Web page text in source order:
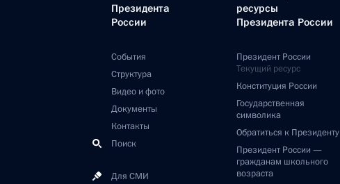
Президента
России
События
Структура
Видео и фото
Документы
Контакты
Поиск
Для СМИ
ресурсы
Президента России
Президент России
Текущий ресурс
Конституция России
Государственная
символика
Обратиться к Президенту
Президент России —
гражданам школьного
возраста